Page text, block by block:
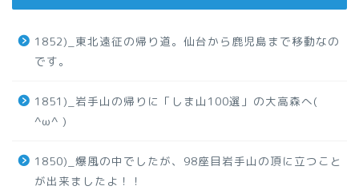
1852)_東北遠征の帰り道。仙台から鹿児島まで移動なの
です。
1851)_岩手山の帰りに「しま山100選」の大高森へ(
^ω^ )
1850)_爆風の中でしたが、98座目岩手山の頂に立つこと
が出来ましたよ！！